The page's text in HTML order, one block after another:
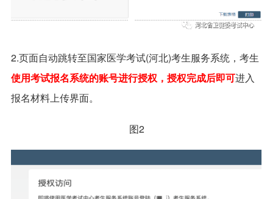
2.页面自动跳转至国家医学考试(河北)考生服务系统，考生
使用考试报名系统的账号进行授权，授权完成后即可进入
报名材料上传界面。
图2